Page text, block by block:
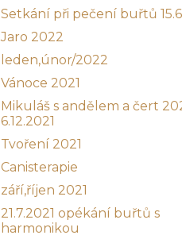
Setkání při pečení buřtů
Jaro 2022
leden,únor/2022
Vánoce 2021
Mikuláš s andělem a čert
6.12.2021
Tvoření 2021
Canisterapie
září,říjen 2021
21.7.2021 opékání buřtů s
harmonikou